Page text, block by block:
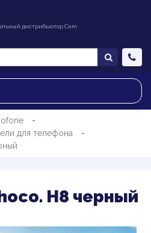
дистрибьютор Cam
для телефона
H8 черный